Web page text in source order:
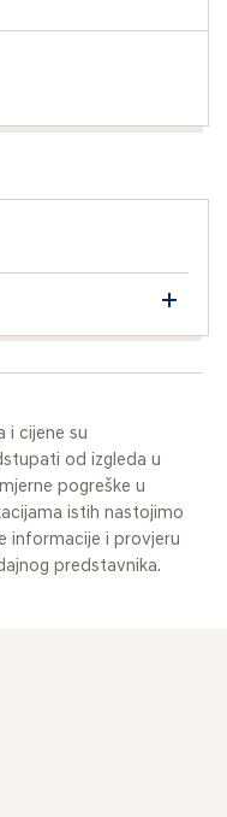
i cijene su
od izgleda u
pogreške u
istih nastojimo
informacije i provjeru
predstavnika.